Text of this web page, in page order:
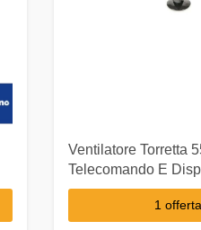
Ventilatore Torretta
Telecomando E
1 offerta